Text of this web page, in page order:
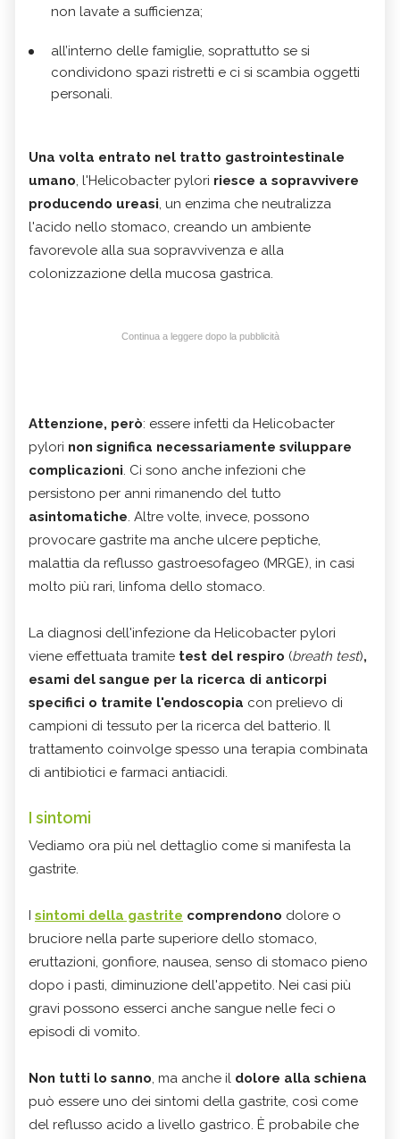
non lavate a sufficienza;
all’interno delle famiglie, soprattutto se si
condividono spazi ristretti e ci si scambia oggetti
personali.
Una volta entrato nel tratto gastrointestinale
umano, l'Helicobacter pylori riesce a sopravvivere
producendo ureasi, un enzima che neutralizza
l'acido nello stomaco, creando un ambiente
favorevole alla sua sopravvivenza e alla
colonizzazione della mucosa gastrica.
Continua a leggere dopo la pubblicità
Attenzione, però: essere infetti da Helicobacter
pylori non significa necessariamente sviluppare
complicazioni. Ci sono anche infezioni che
persistono per anni rimanendo del tutto
asintomatiche. Altre volte, invece, possono
provocare gastrite ma anche ulcere peptiche,
malattia da reflusso gastroesofageo (MRGE), in casi
molto più rari, linfoma dello stomaco.
La diagnosi dell'infezione da Helicobacter pylori
viene effettuata tramite test del respiro (breath test),
esami del sangue per la ricerca di anticorpi
specifici o tramite l'endoscopia con prelievo di
campioni di tessuto per la ricerca del batterio. Il
trattamento coinvolge spesso una terapia combinata
di antibiotici e farmaci antiacidi.
I sintomi
Vediamo ora più nel dettaglio come si manifesta la
gastrite.
I sintomi della gastrite comprendono dolore o
bruciore nella parte superiore dello stomaco,
eruttazioni, gonfiore, nausea, senso di stomaco pieno
dopo i pasti, diminuzione dell'appetito. Nei casi più
gravi possono esserci anche sangue nelle feci o
episodi di vomito.
Non tutti lo sanno, ma anche il dolore alla schiena
può essere uno dei sintomi della gastrite, così come
del reflusso acido a livello gastrico. È probabile che